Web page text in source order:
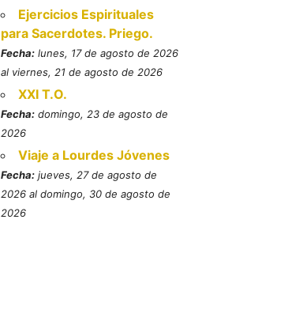
Ejercicios Espirituales
para Sacerdotes. Priego.
Fecha: lunes, 17 de agosto de 2026
al viernes, 21 de agosto de 2026
XXI T.O.
Fecha: domingo, 23 de agosto de
2026
Viaje a Lourdes Jóvenes
Fecha: jueves, 27 de agosto de
2026 al domingo, 30 de agosto de
2026